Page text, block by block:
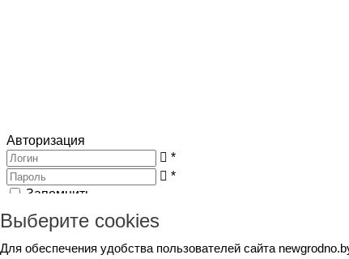
Авторизация
*
*
Запомнить
Авторизация
Выберите cookies
Для обеспечения удобства пользователей сайта